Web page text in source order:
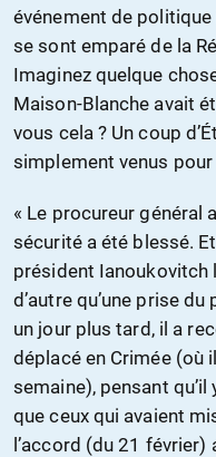
événement de
se sont emparé de la
Imaginez quelque
Maison-Blanche avait
vous cela ? Un coup
simplement venus
« Le procureur général
sécurité a été blessé.
président Ianoukovitch
d’autre qu’une prise
un jour plus tard, il a
déplacé en Crimée (où
semaine), pensant
que ceux qui avaient
l’accord (du 21 février)